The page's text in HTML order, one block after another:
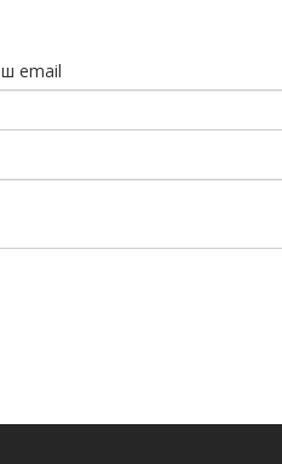
email